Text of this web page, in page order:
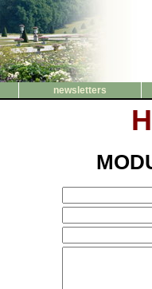
newsletters